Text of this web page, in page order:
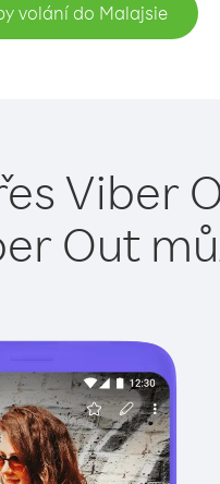
volání do Malajsie
Viber
Out